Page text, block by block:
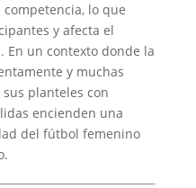
lo que
y afecta el
En un contexto donde la
y muchas
planteles con
encienden una
del fútbol femenino